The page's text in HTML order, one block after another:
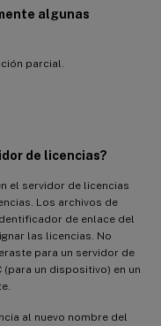
algunas
parcial.
de licencias?
el servidor de licencias
Los archivos de
de enlace del
las licencias. No
para un servidor de
un dispositivo) en un
al nuevo nombre del